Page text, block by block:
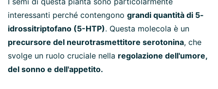
interessanti perché contengono grandi quantità di 5-
idrossitriptofano (5-HTP). Questa molecola è un
precursore del neurotrasmettitore serotonina, che
svolge un ruolo cruciale nella regolazione dell'umore,
del sonno e dell'appetito.